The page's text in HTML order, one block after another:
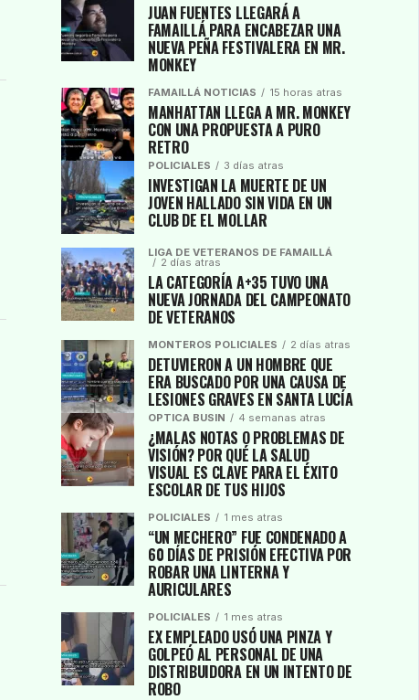
JUAN FUENTES LLEGARÁ A
FAMAILLÁ PARA ENCABEZAR UNA
NUEVA PEÑA FESTIVALERA EN MR.
MONKEY
FAMAILLÁ NOTICIAS 15 horas atras
MANHATTAN LLEGA A MR. MONKEY
CON UNA PROPUESTA A PURO
RETRO
POLICIALES 3 días atras
INVESTIGAN LA MUERTE DE UN
JOVEN HALLADO SIN VIDA EN UN
CLUB DE EL MOLLAR
LIGA DE VETERANOS DE FAMAILLÁ
2 días atras
LA CATEGORÍA A+35 TUVO UNA
NUEVA JORNADA DEL CAMPEONATO
DE VETERANOS
MONTEROS POLICIALES 2 días atras
DETUVIERON A UN HOMBRE QUE
ERA BUSCADO POR UNA CAUSA DE
LESIONES GRAVES EN SANTA LUCÍA
OPTICA BUSIN 4 semanas atras
¿MALAS NOTAS O PROBLEMAS DE
VISIÓN? POR QUÉ LA SALUD
VISUAL ES CLAVE PARA EL ÉXITO
ESCOLAR DE TUS HIJOS
POLICIALES 1 mes atras
“UN MECHERO” FUE CONDENADO A
60 DÍAS DE PRISIÓN EFECTIVA POR
ROBAR UNA LINTERNA Y
AURICULARES
POLICIALES 1 mes atras
EX EMPLEADO USÓ UNA PINZA Y
GOLPEÓ AL PERSONAL DE UNA
DISTRIBUIDORA EN UN INTENTO DE
ROBO